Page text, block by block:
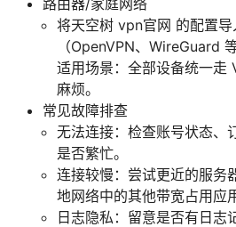
将天空树 vpn官网 的配置导
（OpenVPN、WireGuard
适用场景：全部设备统一走
麻烦。
常见故障排查
无法连接：检查账号状态、
是否繁忙。
连接较慢：尝试更近的服务
地网络中的其他带宽占用应
日志隐私：留意是否有日志